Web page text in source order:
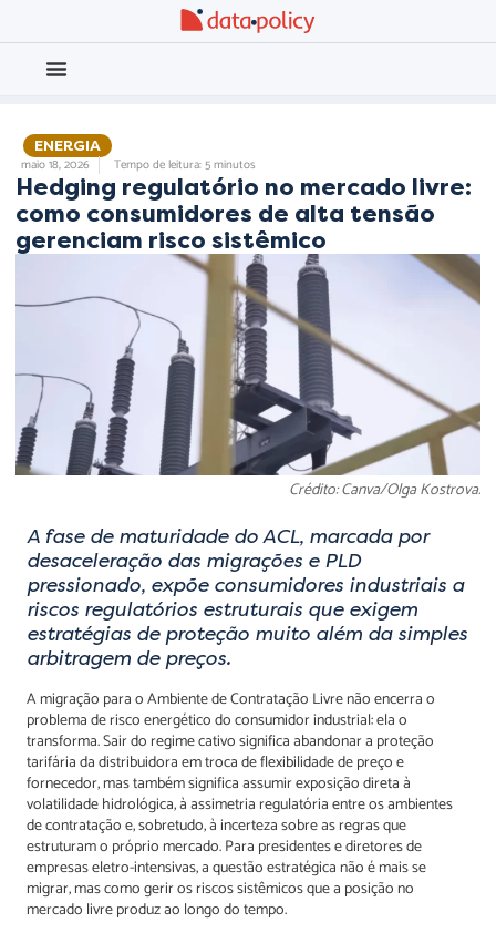
ENERGIA
maio 18, 2026 Tempo de leitura: 5 minutos
Hedging regulatório no mercado livre:
como consumidores de alta tensão
gerenciam risco sistêmico
Crédito: Canva/Olga Kostrova.
A fase de maturidade do ACL, marcada por
desaceleração das migrações e PLD
pressionado, expõe consumidores industriais a
riscos regulatórios estruturais que exigem
estratégias de proteção muito além da simples
arbitragem de preços.
A migração para o Ambiente de Contratação Livre não encerra o
problema de risco energético do consumidor industrial: ela o
transforma. Sair do regime cativo significa abandonar a proteção
tarifária da distribuidora em troca de flexibilidade de preço e
fornecedor, mas também significa assumir exposição direta à
volatilidade hidrológica, à assimetria regulatória entre os ambientes
de contratação e, sobretudo, à incerteza sobre as regras que
estruturam o próprio mercado. Para presidentes e diretores de
empresas eletro-intensivas, a questão estratégica não é mais se
migrar, mas como gerir os riscos sistêmicos que a posição no
mercado livre produz ao longo do tempo.